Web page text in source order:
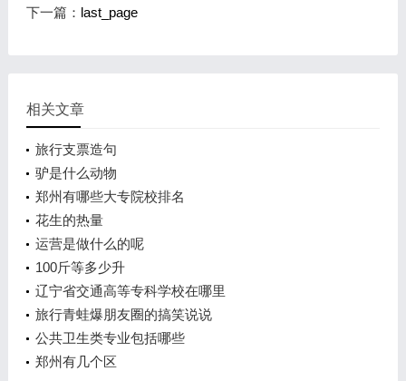
下一篇： last_page
相关文章
旅行支票造句
驴是什么动物
郑州有哪些大专院校排名
花生的热量
运营是做什么的呢
100斤等多少升
辽宁省交通高等专科学校在哪里
旅行青蛙爆朋友圈的搞笑说说
公共卫生类专业包括哪些
郑州有几个区